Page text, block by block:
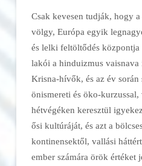
Csak kevesen tudják, hogy
völgy, Európa egyik
és lelki feltöltődés
lakói a hinduizmus
Krisna-hívők, és az év során
önismereti és öko-
hétvégéken keresztül
ősi kultúráját, és azt a
kontinensektől, vallási
ember számára örök értéket